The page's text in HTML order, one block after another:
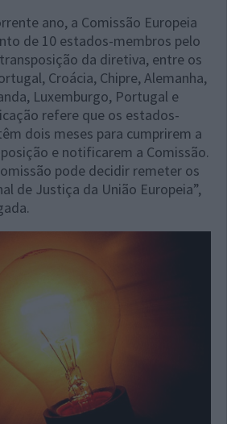
ano, a Comissão Europeia
de 10 estados-membros pelo
da diretiva, entre os
Croácia, Chipre, Alemanha,
Luxemburgo, Portugal e
refere que os estados-
dois meses para cumprirem a
e notificarem a Comissão.
pode decidir remeter os
de Justiça da União Europeia”,